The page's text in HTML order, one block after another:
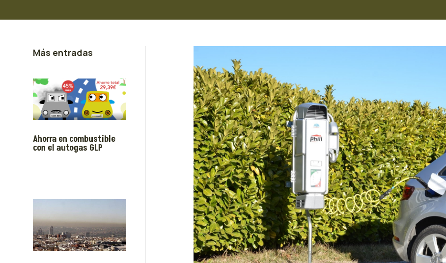
Más entradas
Ahorra en combustible
con el autogas GLP